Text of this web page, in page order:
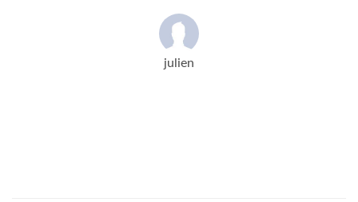
julien